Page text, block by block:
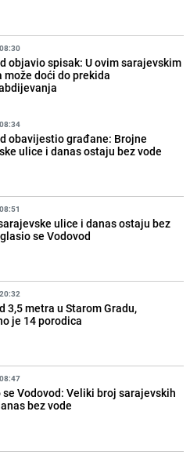
objavio spisak: U ovim sarajevskim
može doći do prekida
obavijestio građane: Brojne
ulice i danas ostaju bez vode
ulice i danas ostaju bez
se Vodovod
3,5 metra u Starom Gradu,
je 14 porodica
se Vodovod: Veliki broj sarajevskih
bez vode